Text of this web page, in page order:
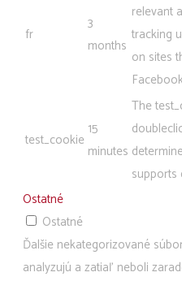
fr
3
months
relevant
tracking
on sites
test_cookie
15
minutes
The
supports
Ostatné
Ostatné
Ďalšie nekategorizované
analyzujú a zatiaľ neboli